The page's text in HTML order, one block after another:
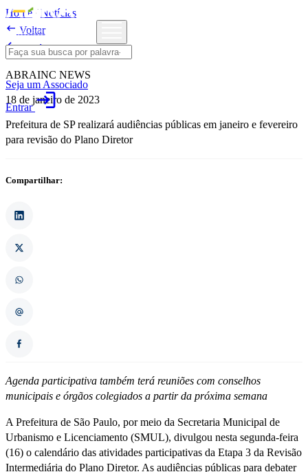
Seja um Associado
Entrarlogin
Home/Notícias
 Voltar
Notícias
ABRAINC NEWS
18 de janeiro de 2023
Prefeitura de SP realizará audiências públicas em janeiro e fevereiro
para revisão do Plano Diretor
Compartilhar:
Agenda participativa também terá reuniões com conselhos
municipais e órgãos colegiados a partir da próxima semana
A Prefeitura de São Paulo, por meio da Secretaria Municipal de
Urbanismo e Licenciamento (SMUL), divulgou nesta segunda-feira
(16) o calendário das atividades participativas da Etapa 3 da Revisão
Intermediária do Plano Diretor. As audiências públicas para debater